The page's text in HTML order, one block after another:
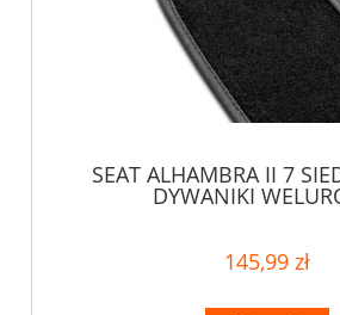
SEAT ALHAMBRA II 7
DYWANIKI
145,99 zł